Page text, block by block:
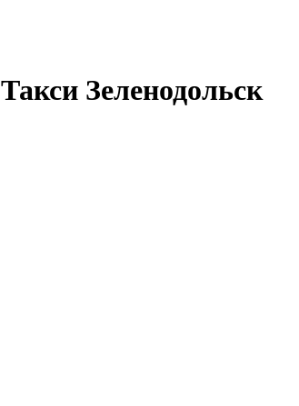
Такси Зеленодольск